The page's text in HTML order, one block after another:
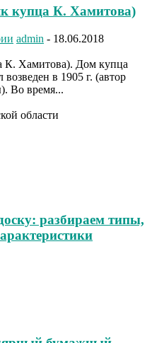
купца К. Хамитова)
admin - 18.06.2018
К. Хамитова). Дом купца
в 1905 г. (автор
Во время...
области
разбираем типы,